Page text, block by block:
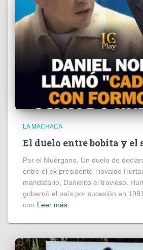
LA MACHACA
El duelo entre bobita y el
Por el Muérgano. Un duelo de
entre el ex presidente Tiovaldo
mandatario, Danielito el travieso.
gobernó el país por sucesión en
con Leer más